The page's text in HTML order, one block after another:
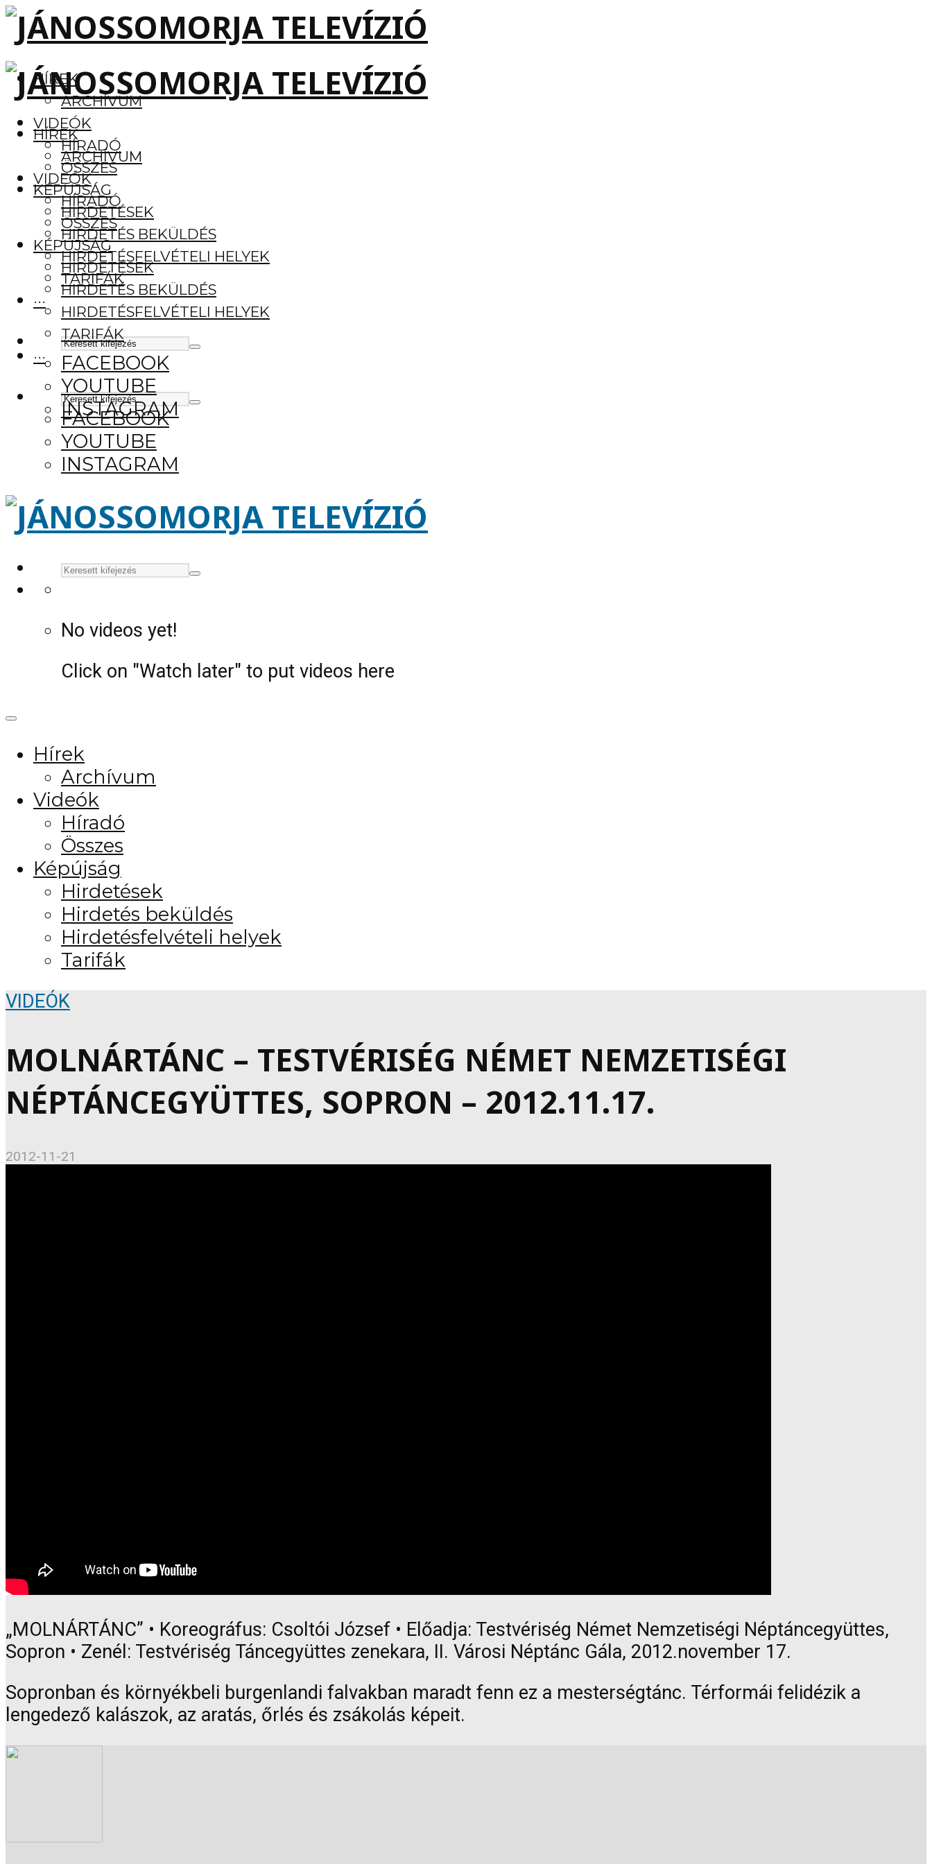
HÍREK
ARCHÍVUM
VIDEÓK
HÍRADÓ
ÖSSZES
KÉPÚJSÁG
HIRDETÉSEK
HIRDETÉS BEKÜLDÉS
HIRDETÉSFELVÉTELI HELYEK
TARIFÁK
···
FACEBOOK
YOUTUBE
INSTAGRAM
HÍREK
ARCHÍVUM
VIDEÓK
HÍRADÓ
ÖSSZES
KÉPÚJSÁG
HIRDETÉSEK
HIRDETÉS BEKÜLDÉS
HIRDETÉSFELVÉTELI HELYEK
TARIFÁK
···
FACEBOOK
YOUTUBE
INSTAGRAM
No videos yet!
Click on "Watch later" to put videos here
Hírek
Archívum
Videók
Híradó
Összes
Képújság
Hirdetések
Hirdetés beküldés
Hirdetésfelvételi helyek
Tarifák
VIDEÓK
MOLNÁRTÁNC – TESTVÉRISÉG NÉMET NEMZETISÉGI
NÉPTÁNCEGYÜTTES, SOPRON – 2012.11.17.
2012-11-21
„MOLNÁRTÁNC” • Koreográfus: Csoltói József • Előadja: Testvériség Német Nemzetiségi Néptáncegyüttes,
Sopron • Zenél: Testvériség Táncegyüttes zenekara, II. Városi Néptánc Gála, 2012.november 17.
Sopronban és környékbeli burgenlandi falvakban maradt fenn ez a mesterségtánc. Térformái felidézik a
lengedező kalászok, az aratás, őrlés és zsákolás képeit.